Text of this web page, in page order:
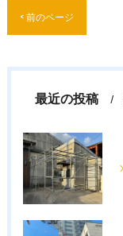
< 前のページ
最近の投稿